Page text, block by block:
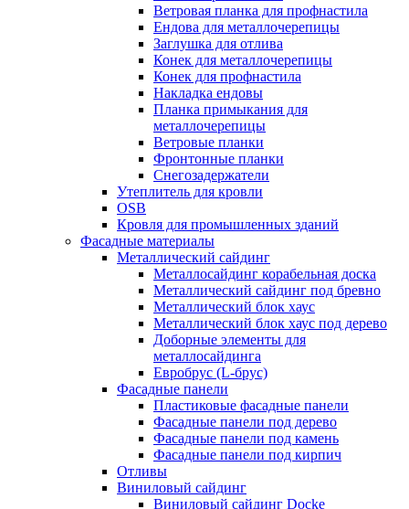
Ветровая планка для профнастила
Ендова для металлочерепицы
Заглушка для отлива
Конек для металлочерепицы
Конек для профнастила
Накладка ендовы
Планка примыкания для
металлочерепицы
Ветровые планки
Фронтонные планки
Снегозадержатели
Утеплитель для кровли
OSB
Кровля для промышленных зданий
Фасадные материалы
Металлический сайдинг
Металлосайдинг корабельная доска
Металлический сайдинг под бревно
Металлический блок хаус
Металлический блок хаус под дерево
Доборные элементы для
металлосайдинга
Евробрус (L-брус)
Фасадные панели
Пластиковые фасадные панели
Фасадные панели под дерево
Фасадные панели под камень
Фасадные панели под кирпич
Отливы
Виниловый сайдинг
Виниловый сайдинг Docke